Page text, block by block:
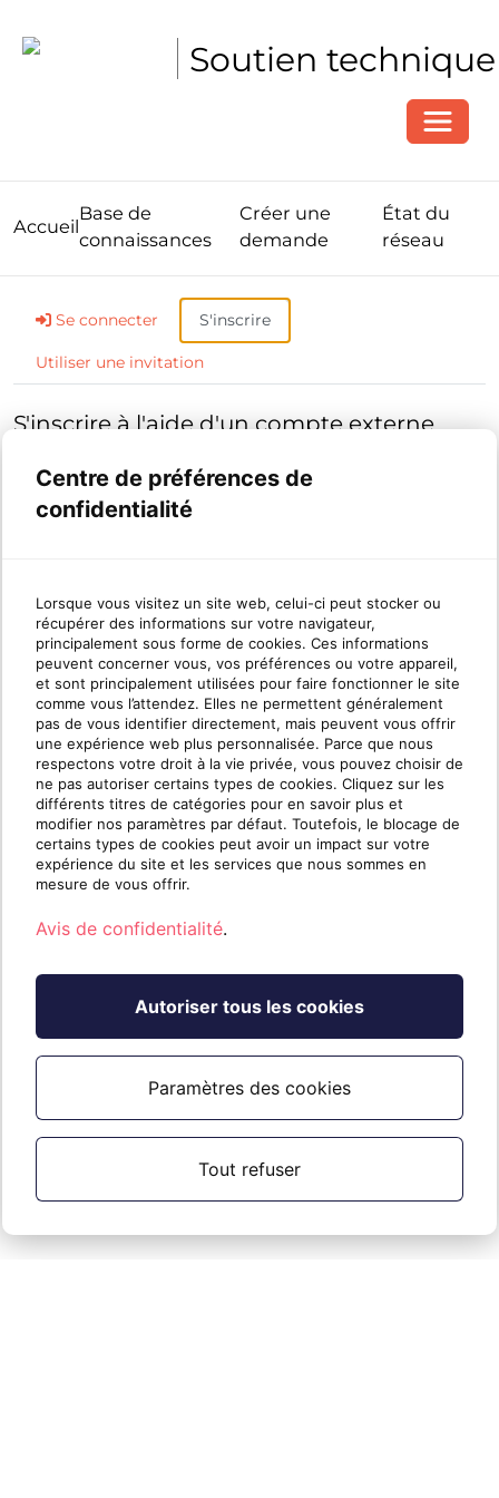
Soutien technique
Accueil
Base de
connaissances
Créer une
demande
État du
réseau
Se connecter S'inscrire
Utiliser une invitation
S'inscrire à l'aide d'un compte externe
Cloudmanagerportal
Centre de préférences de
confidentialité
Lorsque vous visitez un site web, celui-ci peut stocker ou
récupérer des informations sur votre navigateur,
principalement sous forme de cookies. Ces informations
peuvent concerner vous, vos préférences ou votre appareil,
et sont principalement utilisées pour faire fonctionner le site
comme vous l’attendez. Elles ne permettent généralement
pas de vous identifier directement, mais peuvent vous offrir
une expérience web plus personnalisée. Parce que nous
respectons votre droit à la vie privée, vous pouvez choisir de
ne pas autoriser certains types de cookies. Cliquez sur les
différents titres de catégories pour en savoir plus et
modifier nos paramètres par défaut. Toutefois, le blocage de
certains types de cookies peut avoir un impact sur votre
expérience du site et les services que nous sommes en
mesure de vous offrir.
Avis de confidentialité.
Autoriser tous les cookies
Paramètres des cookies
Tout refuser